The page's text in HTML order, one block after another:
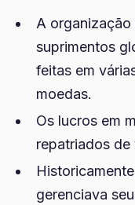
A
suprimentos
feitas em
moedas.
Os lucros em
repatriados de
gerenciava